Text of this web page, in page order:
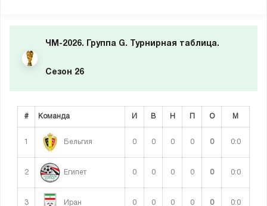
ЧМ-2026. Группа G. Турнирная таблица.
Сезон 26
# Команда И В Н О М
1 Бельгия 0 0 0 0 0 0:0
2 Египет 0 0 0 0 0 0:0
3 Иран 0 0 0 0 0 0:0